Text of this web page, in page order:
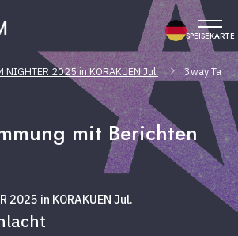
SPEISEKARTE
NIGHTER 2025 in KORAKUEN Jul. 3way Tag
mit Berichten
2025 in KORAKUEN Jul.